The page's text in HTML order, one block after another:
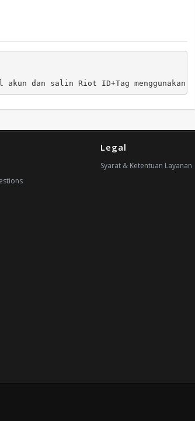
akun dan salin Riot ID+Tag
Legal
Syarat & Ketentuan Layanan